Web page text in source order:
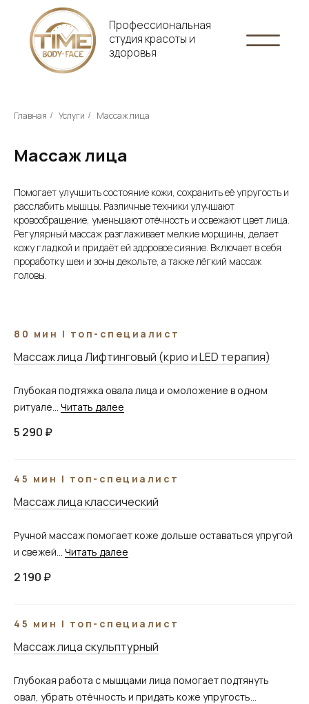
Профессиональная
студия красоты и
здоровья
Главная / Услуги / Массаж лица
Массаж лица
Помогает улучшить состояние кожи, сохранить её упругость и
расслабить мышцы. Различные техники улучшают
кровообращение, уменьшают отёчность и освежают цвет лица.
Регулярный массаж разглаживает мелкие морщины, делает
кожу гладкой и придаёт ей здоровое сияние. Включает в себя
проработку шеи и зоны декольте, а также лёгкий массаж
головы.
80 мин | топ-специалист
Массаж лица Лифтинговый (крио и LED терапия)
Глубокая подтяжка овала лица и омоложение в одном
ритуале... Читать далее
5 290 ₽
45 мин | топ-специалист
Массаж лица классический
Ручной массаж помогает коже дольше оставаться упругой
и свежей... Читать далее
2 190 ₽
45 мин | топ-специалист
Массаж лица скульптурный
Глубокая работа с мышцами лица помогает подтянуть
овал, убрать отёчность и придать коже упругость...